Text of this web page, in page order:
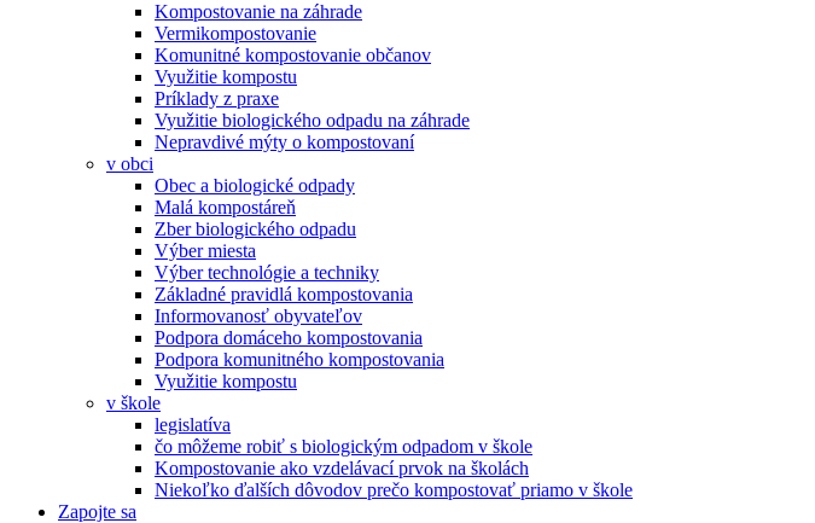
Kompostovanie na záhrade
Vermikompostovanie
Komunitné kompostovanie občanov
Využitie kompostu
Príklady z praxe
Využitie biologického odpadu na záhrade
Nepravdivé mýty o kompostovaní
v obci
Obec a biologické odpady
Malá kompostáreň
Zber biologického odpadu
Výber miesta
Výber technológie a techniky
Základné pravidlá kompostovania
Informovanosť obyvateľov
Podpora domáceho kompostovania
Podpora komunitného kompostovania
Využitie kompostu
v škole
legislatíva
čo môžeme robiť s biologickým odpadom v škole
Kompostovanie ako vzdelávací prvok na školách
Niekoľko ďalších dôvodov prečo kompostovať priamo v škole
Zapojte sa